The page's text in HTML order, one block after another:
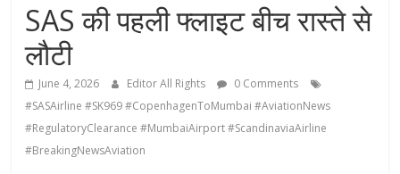
SAS की पहली फ्लाइट बीच रास्ते से
लौटी
June 4, 2026 Editor All Rights
0 Comments
#SASAirline #SK969 #CopenhagenToMumbai #AviationNews
#RegulatoryClearance #MumbaiAirport #ScandinaviaAirline
#BreakingNewsAviation